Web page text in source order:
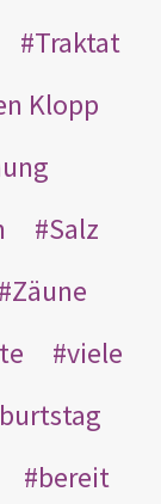
Traktat
Klopp
Salz
Zäune
viele
bereit